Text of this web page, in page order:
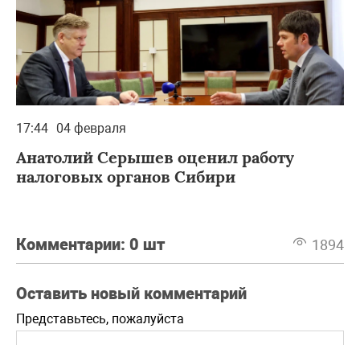
17:44 04 февраля
Анатолий Серышев оценил работу
налоговых органов Сибири
Комментарии: 0 шт 1894
Оставить новый комментарий
Представьтесь, пожалуйста